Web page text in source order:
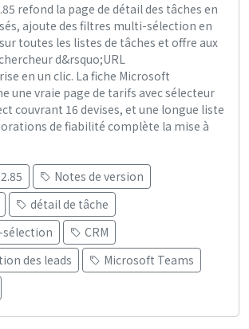
refond la page de détail des tâches en
ajoute des filtres multi-sélection en
toutes les listes de tâches et offre aux
d&rsquo;URL
en un clic. La fiche Microsoft
une vraie page de tarifs avec sélecteur
couvrant 16 devises, et une longue liste
de fiabilité complète la mise à
Notes de version
détail de tâche
CRM
des leads
Microsoft Teams